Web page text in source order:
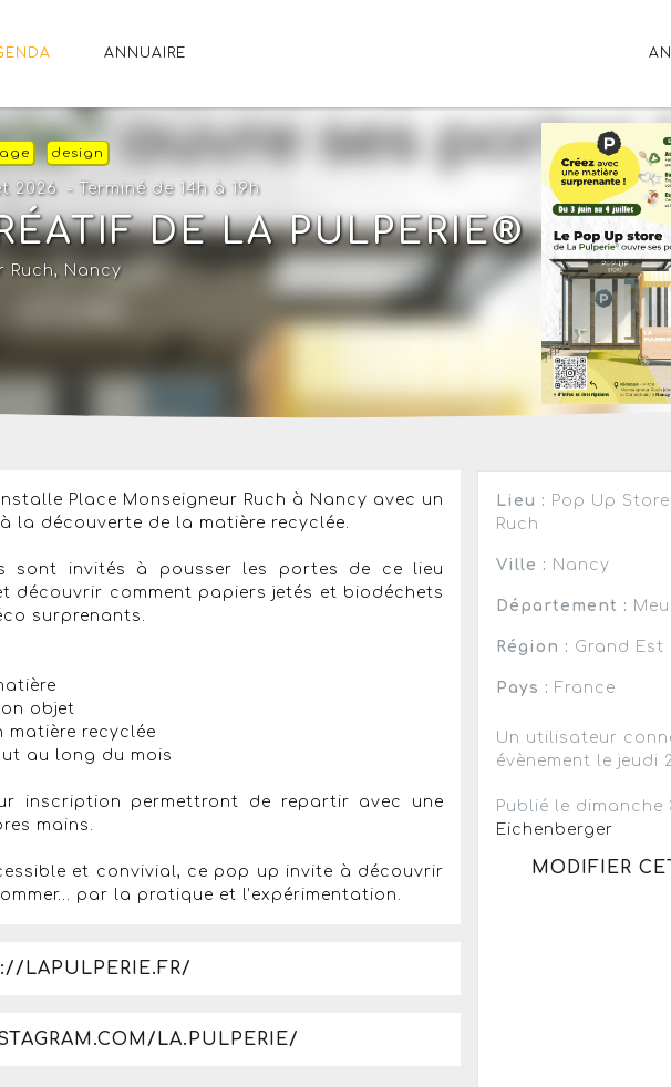
ANNUAIRE
design
2026 - Terminé de 14h à 19h
DE LA PULPERIE®
Ruch, Nancy
Place Monseigneur Ruch à Nancy avec un
la découverte de la matière recyclée.
sont invités à pousser les portes de ce lieu
découvrir comment papiers jetés et biodéchets
surprenants.
objet
matière recyclée
au long du mois
inscription permettront de repartir avec une
mains.
et convivial, ce pop up invite à découvrir
par la pratique et l’expérimentation.
LAPULPERIE.FR/
LA.PULPERIE/
Lieu : Pop Up
Ruch
Ville : Nancy
Département :
Région : Grand Est
Pays : France
Un utilisateur
évènement le jeudi
Publié le dimanche
Eichenberger
MODIFIER